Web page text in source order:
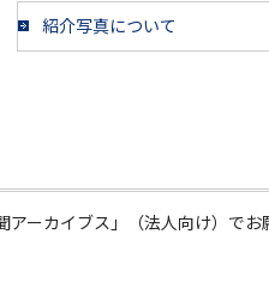
紹介写真について
ーカイブス」（法人向け）でお